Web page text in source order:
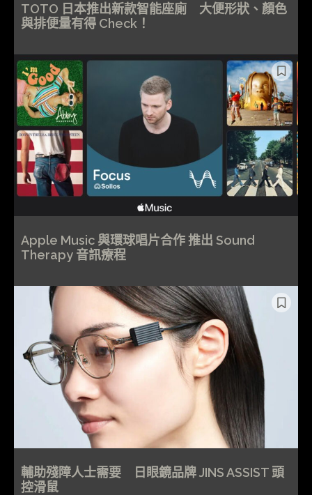
TOTO 日本推出新款智能座廁 大便形狀、顏色
與排便量有得 Check！
Apple Music 與環球唱片合作 推出 Sound
Therapy 音訊療程
輔助殘障人士需要 日眼鏡品牌 JINS ASSIST 頭
控滑鼠